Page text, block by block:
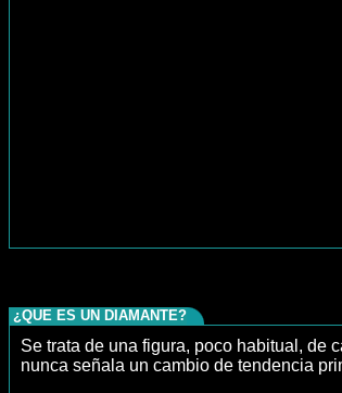
¿QUE ES UN DIAMANTE?
Se trata de una figura, poco habitual, de
nunca señala un cambio de tendencia